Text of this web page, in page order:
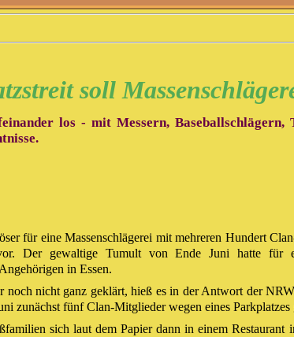
soll
los - mit Messern,
für eine Massenschlägerei mit mehreren Hundert
Der gewaltige Tumult von Ende Juni hatte
in Essen.
noch nicht ganz geklärt, hieß es in der Antwort der
zunächst fünf Clan-Mitglieder wegen eines Parkplatzes
sich laut dem Papier dann in einem